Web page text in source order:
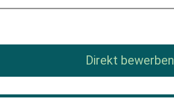
Direkt bewerben